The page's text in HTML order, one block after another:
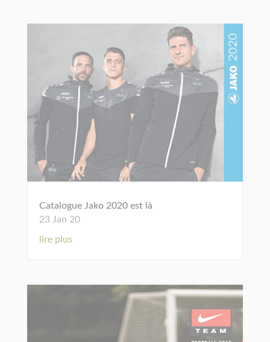
Catalogue Jako 2020 est là
23 Jan 20
lire plus